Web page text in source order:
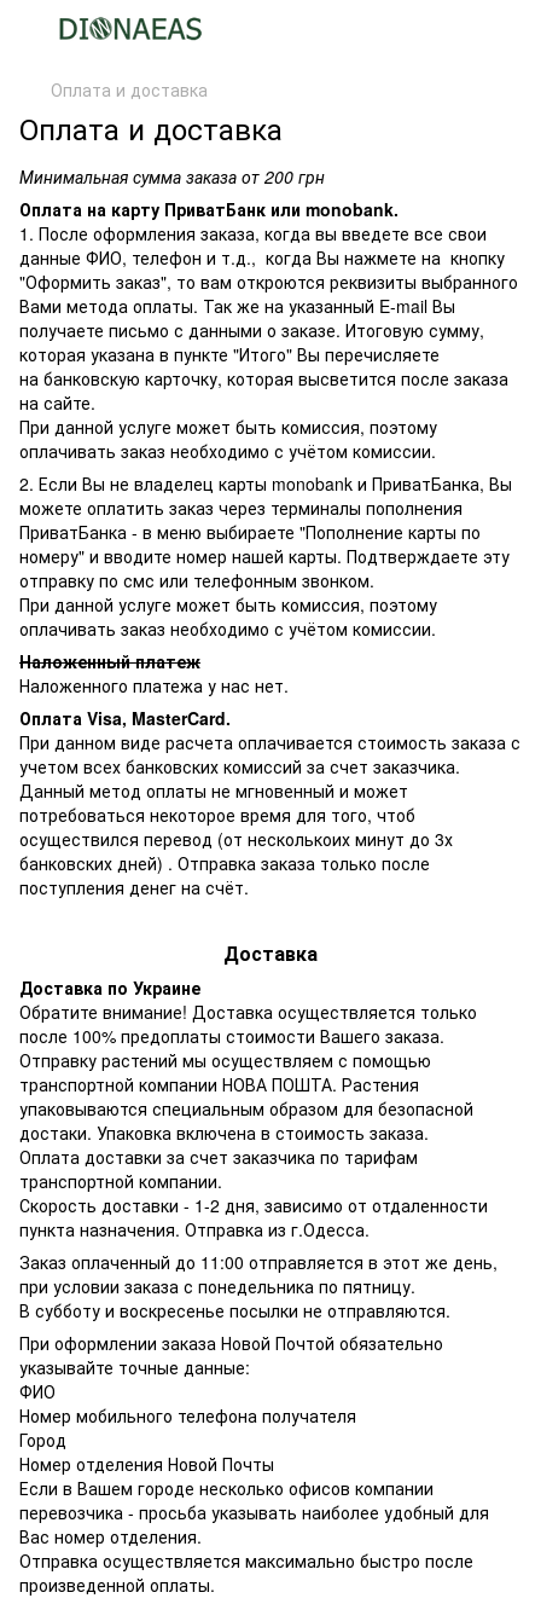
Оплата и доставка
Оплата и доставка
Минимальная сумма заказа от 200 грн
Оплата на карту ПриватБанк или monobank.
1. После оформления заказа, когда вы введете все свои
данные ФИО, телефон и т.д., когда Вы нажмете на кнопку
"Оформить заказ", то вам откроются реквизиты выбранного
Вами метода оплаты. Так же на указанный E-mail Вы
получаете письмо с данными о заказе. Итоговую сумму,
которая указана в пункте "Итого" Вы перечисляете
на банковскую карточку, которая высветится после заказа
на сайте.
При данной услуге может быть комиссия, поэтому
оплачивать заказ необходимо с учётом комиссии.
2. Если Вы не владелец карты monobank и ПриватБанка, Вы
можете оплатить заказ через терминалы пополнения
ПриватБанка - в меню выбираете "Пополнение карты по
номеру" и вводите номер нашей карты. Подтверждаете эту
отправку по смс или телефонным звонком.
При данной услуге может быть комиссия, поэтому
оплачивать заказ необходимо с учётом комиссии.
Наложенный платеж
Наложенного платежа у нас нет.
Оплата Visa, MasterCard.
При данном виде расчета оплачивается стоимость заказа с
учетом всех банковских комиссий за счет заказчика.
Данный метод оплаты не мгновенный и может
потребоваться некоторое время для того, чтоб
осуществился перевод (от несколькоих минут до 3х
банковских дней) . Отправка заказа только после
поступления денег на счёт.
Доставка
Доставка по Украине
Обратите внимание! Доставка осуществляется только
после 100% предоплаты стоимости Вашего заказа.
Отправку растений мы осуществляем с помощью
транспортной компании НОВА ПОШТА. Растения
упаковываются специальным образом для безопасной
достаки. Упаковка включена в стоимость заказа.
Оплата доставки за счет заказчика по тарифам
транспортной компании.
Скорость доставки - 1-2 дня, зависимо от отдаленности
пункта назначения. Отправка из г.Одесса.
Заказ оплаченный до 11:00 отправляется в этот же день,
при условии заказа с понедельника по пятницу.
В субботу и воскресенье посылки не отправляются.
При оформлении заказа Новой Почтой обязательно
указывайте точные данные:
ФИО
Номер мобильного телефона получателя
Город
Номер отделения Новой Почты
Если в Вашем городе несколько офисов компании
перевозчика - просьба указывать наиболее удобный для
Вас номер отделения.
Отправка осуществляется максимально быстро после
произведенной оплаты.